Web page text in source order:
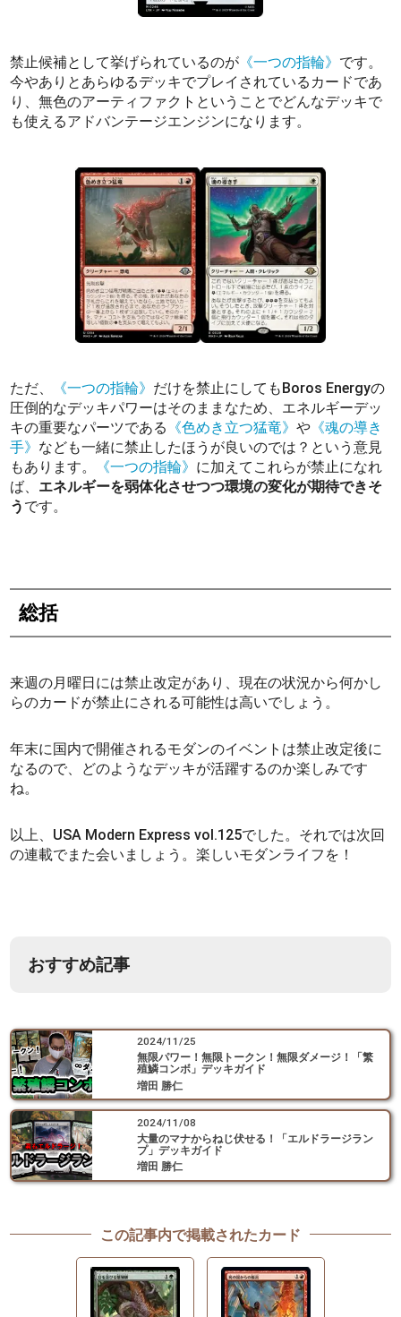
禁止候補として挙げられているのが 《一つの指輪》 です。
今やありとあらゆるデッキでプレイされているカードであ
り、無色のアーティファクトということでどんなデッキで
も使えるアドバンテージエンジンになります。
ただ、 《一つの指輪》 だけを禁止にしてもBoros Energyの
圧倒的なデッキパワーはそのままなため、エネルギーデッ
キの重要なパーツである 《色めき立つ猛竜》や 《魂の導き
手》 なども一緒に禁止したほうが良いのでは？という意見
もあります。
《一つの指輪》 に加えてこれらが禁止になれ
ば、 エネルギーを弱体化させつつ環境の変化が期待できそ
う です。
総括
来週の月曜日には禁止改定があり、現在の状況から何かし
らのカードが禁止にされる可能性は高いでしょう。
年末に国内で開催されるモダンのイベントは禁止改定後に
なるので、どのようなデッキが活躍するのか楽しみです
ね。
以上、USA Modern Express vol.125でした。それでは次回
の連載でまた会いましょう。楽しいモダンライフを！
おすすめ記事
2024/11/25
無限パワー！無限トークン！無限ダメージ！「繁
殖鱗コンボ」デッキガイド
増田 勝仁
2024/11/08
大量のマナからねじ伏せる！「エルドラージラン
プ」デッキガイド
増田 勝仁
この記事内で掲載されたカード